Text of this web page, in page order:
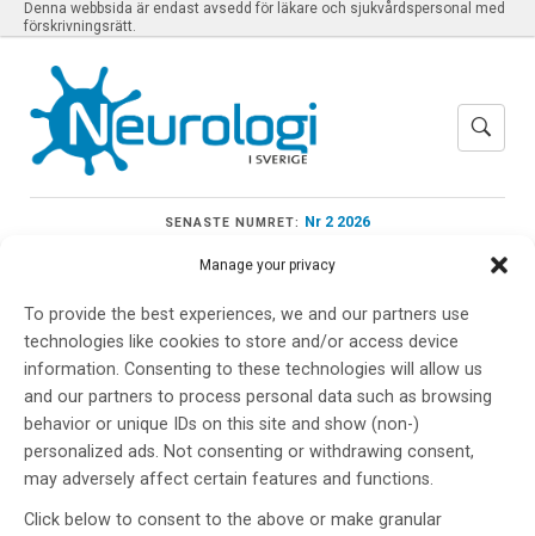
Manage your privacy
To provide the best experiences, we and our partners use
technologies like cookies to store and/or access device
information. Consenting to these technologies will allow us
and our partners to process personal data such as browsing
behavior or unique IDs on this site and show (non-)
personalized ads. Not consenting or withdrawing consent,
may adversely affect certain features and functions.
Click below to consent to the above or make granular
Denna webbsida är endast avsedd för läkare och sjukvårdspersonal med
förskrivningsrätt.
SENASTE NUMRET: Nr 2 2026
Meny
Sveriges radio